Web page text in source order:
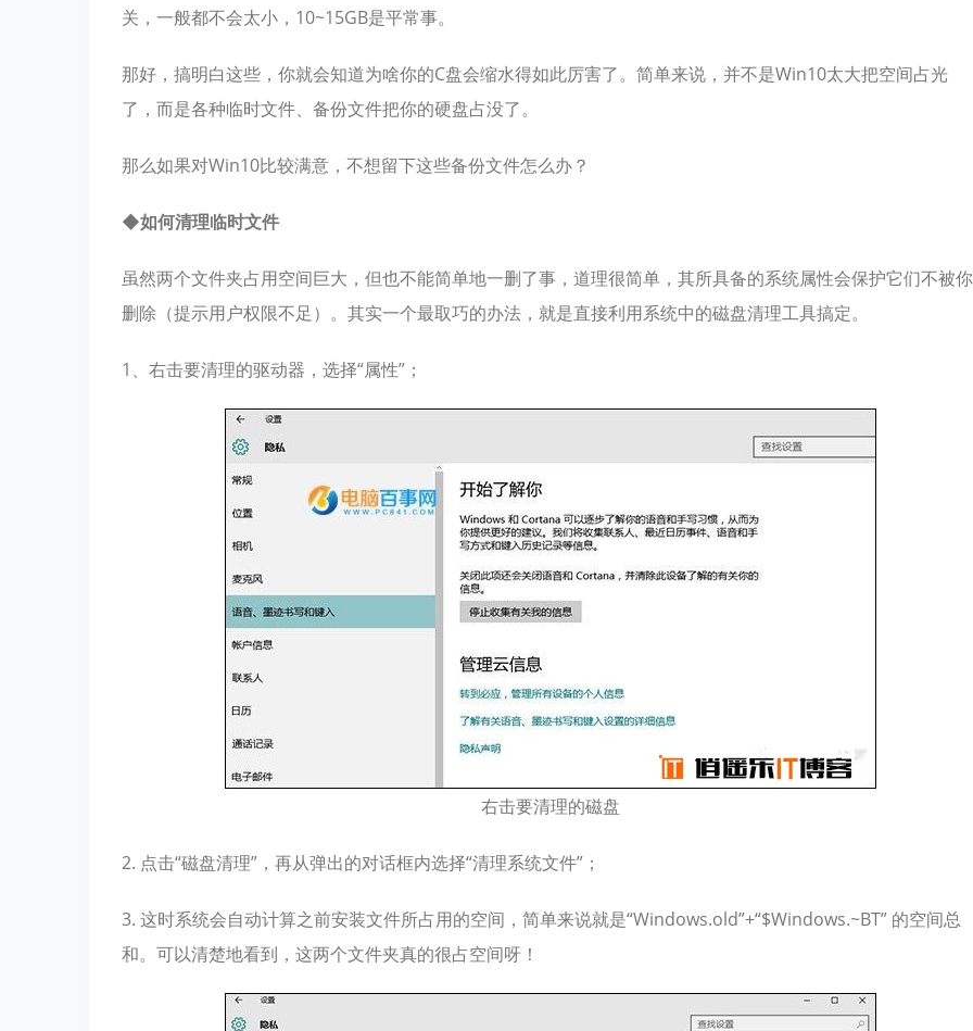
关，一般都不会太小，10~15GB是平常事。
那好，搞明白这些，你就会知道为啥你的C盘会缩水得如此厉害了。简单来说，并不是Win10太大把空间占光
了，而是各种临时文件、备份文件把你的硬盘占没了。
那么如果对Win10比较满意，不想留下这些备份文件怎么办？
◆如何清理临时文件
虽然两个文件夹占用空间巨大，但也不能简单地一删了事，道理很简单，其所具备的系统属性会保护它们不被你
删除（提示用户权限不足）。其实一个最取巧的办法，就是直接利用系统中的磁盘清理工具搞定。
1、右击要清理的驱动器，选择“属性”；
右击要清理的磁盘
2. 点击“磁盘清理”，再从弹出的对话框内选择“清理系统文件”；
3. 这时系统会自动计算之前安装文件所占用的空间，简单来说就是“Windows.old”+“$Windows.~BT” 的空间总
和。可以清楚地看到，这两个文件夹真的很占空间呀！